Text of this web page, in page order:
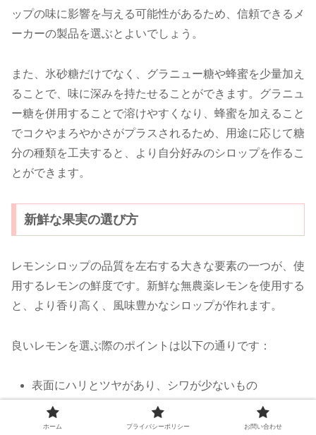
ップの味に影響を与える可能性があるため、信頼できるメ
ーカーの製品を選ぶとよいでしょう。
また、氷砂糖だけでなく、グラニュー糖や蜂蜜を少量加え
ることで、味に深みを持たせることができます。グラニュ
ー糖を併用することで溶けやすくなり、蜂蜜を加えること
でコクやまろやかさがプラスされるため、用途に応じて糖
分の種類を工夫すると、より自分好みのシロップを作るこ
とができます。
新鮮な果実の選び方
レモンシロップの品質を左右する大きな要素の一つが、使
用するレモンの鮮度です。新鮮な無農薬レモンを使用する
と、より香り高く、風味豊かなシロップが作れます。
良いレモンを選ぶ際のポイントは以下の通りです：
表面にハリとツヤがあり、シワが少ないもの
皮が厚すぎず、適度に柔らかいもの
重みがあり、持ったときにしっかりと果汁が詰まっ
ホーム プライバシーポリシー お問い合わせ